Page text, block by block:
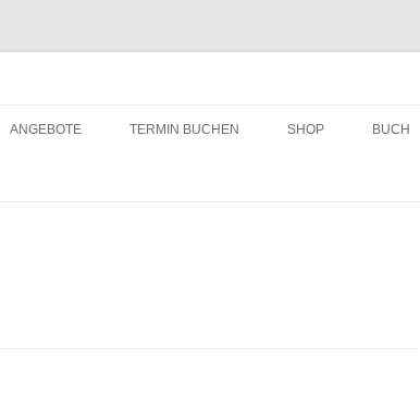
Inhalt
ANGEBOTE TERMIN BUCHEN SHOP BUCH